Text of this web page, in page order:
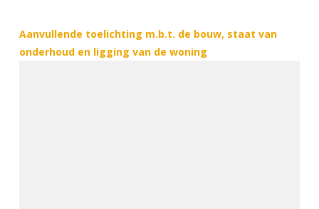
Aanvullende toelichting m.b.t. de bouw, staat van
onderhoud en ligging van de woning